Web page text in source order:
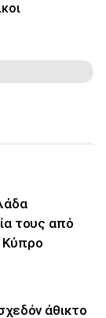
τους από
Κύπρο
άθικτο